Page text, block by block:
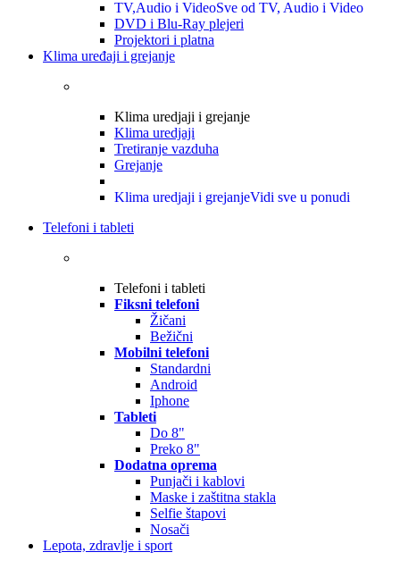
TV,Audio i VideoSve od TV, Audio i Video
DVD i Blu-Ray plejeri
Projektori i platna
Klima uređaji i grejanje
Klima uredjaji i grejanje
Klima uredjaji
Tretiranje vazduha
Grejanje
Klima uredjaji i grejanjeVidi sve u ponudi
Telefoni i tableti
Telefoni i tableti
Fiksni telefoni
Žičani
Bežični
Mobilni telefoni
Standardni
Android
Iphone
Tableti
Do 8"
Preko 8"
Dodatna oprema
Punjači i kablovi
Maske i zaštitna stakla
Selfie štapovi
Nosači
Lepota, zdravlje i sport